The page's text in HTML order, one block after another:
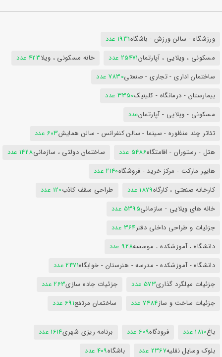
ورزشگاه - سالن ورزش - باشگاه1931 عدد
مسکونی ، ویلایی ، آپارتمان25471 عدد خانه مسکونی ، ویلا423 عدد
ساختمان اداری - تجاری - صنعتی7830 عدد
بیمارستان - درمانگاه - کلینیک3350 عدد
مسکونی - ویلایی - آپارتمانعدد
تئاتر چند منظوره - سینما - سالن کنفرانس - سالن همایش603 عدد
هتل - رستوران - اقامتگاه5486 عدد ساختمان دولتی ، سازمانی1428 عدد
هایپر مارکت - مرکز خرید - فروشگاه2140 عدد
کارخانه صنعتی ، کارگاه1879 عدد طراحی سقف کاذب120 عدد
خانه های ویلایی - سازمانی5395 عدد
جزئیات و طراحی داخلی دفتر364 عدد
دانشگاه ، آموزشکده ، موسسه928 عدد
دانشگاه - آموزشکده - مدرسه - هنرستان - خوابگاه2471 عدد
جزئیات میلگرد گذاری573 عدد جزئیات جاده سازی263 عدد
جزئیات ساخت و ساز7484 عدد ساختمان مرتفع691 عدد
باغ1810 عدد فرودگاه609 عدد برنامه ریزی شهری1614 عدد
بلوک وسایل نقلیه2367 عدد باشگاه409 عدد